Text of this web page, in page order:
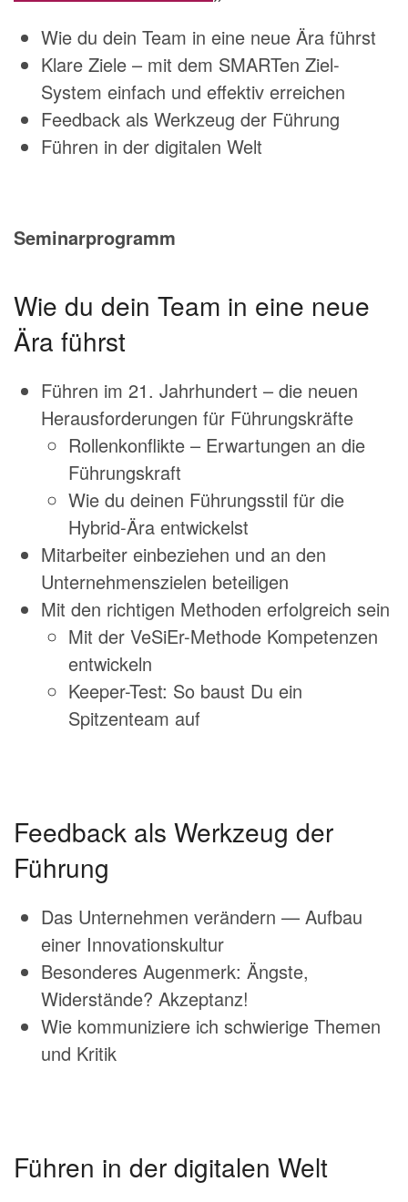
Wie du dein Team in eine neue Ära führst
Klare Ziele – mit dem SMARTen Ziel-
System einfach und effektiv erreichen
Feedback als Werkzeug der Führung
Führen in der digitalen Welt
Seminarprogramm
Wie du dein Team in eine neue
Ära führst
Führen im 21. Jahrhundert – die neuen
Herausforderungen für Führungskräfte
Rollenkonflikte – Erwartungen an die
Führungskraft
Wie du deinen Führungsstil für die
Hybrid-Ära entwickelst
Mitarbeiter einbeziehen und an den
Unternehmenszielen beteiligen
Mit den richtigen Methoden erfolgreich sein
Mit der VeSiEr-Methode Kompetenzen
entwickeln
Keeper-Test: So baust Du ein
Spitzenteam auf
Feedback als Werkzeug der
Führung
Das Unternehmen verändern — Aufbau
einer Innovationskultur
Besonderes Augenmerk: Ängste,
Widerstände? Akzeptanz!
Wie kommuniziere ich schwierige Themen
und Kritik
Führen in der digitalen Welt